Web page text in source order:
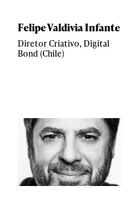
Felipe Valdivia Infante
Diretor Criativo, Digital
Bond (Chile)